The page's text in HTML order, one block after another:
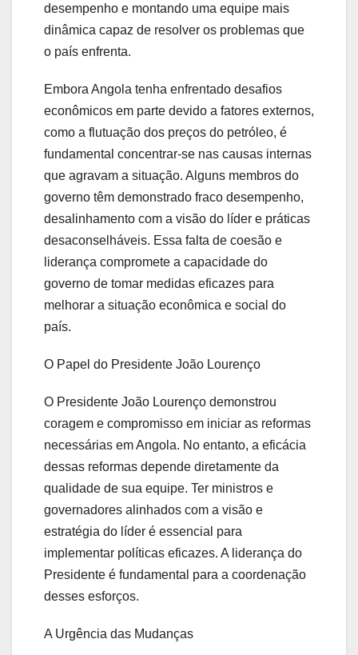
desempenho e montando uma equipe mais
dinâmica capaz de resolver os problemas que
o país enfrenta.
Embora Angola tenha enfrentado desafios
econômicos em parte devido a fatores externos,
como a flutuação dos preços do petróleo, é
fundamental concentrar-se nas causas internas
que agravam a situação. Alguns membros do
governo têm demonstrado fraco desempenho,
desalinhamento com a visão do líder e práticas
desaconselháveis. Essa falta de coesão e
liderança compromete a capacidade do
governo de tomar medidas eficazes para
melhorar a situação econômica e social do
país.
O Papel do Presidente João Lourenço
O Presidente João Lourenço demonstrou
coragem e compromisso em iniciar as reformas
necessárias em Angola. No entanto, a eficácia
dessas reformas depende diretamente da
qualidade de sua equipe. Ter ministros e
governadores alinhados com a visão e
estratégia do líder é essencial para
implementar políticas eficazes. A liderança do
Presidente é fundamental para a coordenação
desses esforços.
A Urgência das Mudanças